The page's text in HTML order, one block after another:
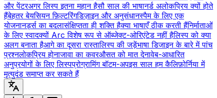
और पेंटरअगर लिस्प इतना महान हैसौ साल की भाषानर्ड अलोकप्रिय क्यों होते
हैंबेहतर बेयसियन फ़िल्टरिंगडिज़ाइन और अनुसंधानस्पैम के लिए एक
योजनानर्ड्स का बदलासंक्षिप्तता ही शक्ति हैक्या भाषाएँ ठीक करती हैंनिर्माताओं
के लिए स्वादक्यों Arc विशेष रूप से ऑब्जेक्ट-ओरिएंटेड नहीं हैलिस्प को क्या
अलग बनाता हैआगे का दूसरा रास्तालिस्प की जड़ेंभाषा डिजाइन के बारे में पांच
प्रश्नलोकप्रिय होनाजावा का कवरऔसत को मात देनावेब-आधारित
अनुप्रयोगों के लिए लिस्पप्रोग्रामिंग बॉटम-अपइस साल हम कैलिफ़ोर्निया में
मृत्युदंड समाप्त कर सकते हैं